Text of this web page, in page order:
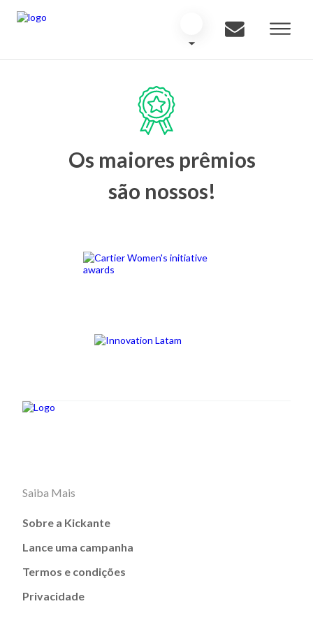
Os maiores prêmios
são nossos!
Saiba Mais
Sobre a Kickante
Lance uma campanha
Termos e condições
Privacidade